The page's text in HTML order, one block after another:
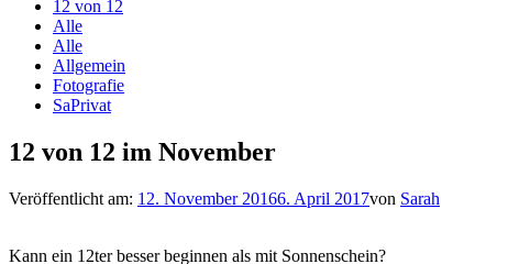
12 von 12
Alle
Alle
Allgemein
Fotografie
SaPrivat
12 von 12 im November
Veröffentlicht am: 12. November 20166. April 2017von Sarah
Kann ein 12ter besser beginnen als mit Sonnenschein?